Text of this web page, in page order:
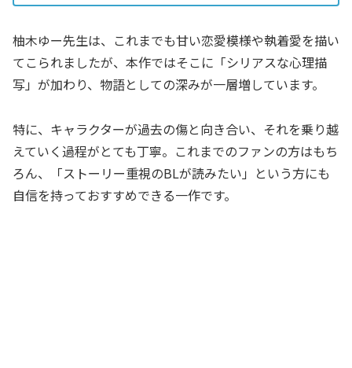
柚木ゆー先生は、これまでも甘い恋愛模様や執着愛を描い
てこられましたが、本作ではそこに「シリアスな心理描
写」が加わり、物語としての深みが一層増しています。
特に、キャラクターが過去の傷と向き合い、それを乗り越
えていく過程がとても丁寧。これまでのファンの方はもち
ろん、「ストーリー重視のBLが読みたい」という方にも
自信を持っておすすめできる一作です。